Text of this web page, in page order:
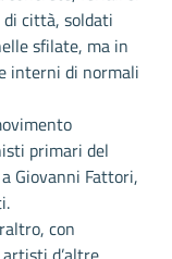
città, soldati
sfilate, ma in
interni di normali
primari del
Giovanni Fattori,
con